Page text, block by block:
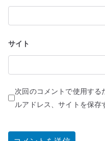
サイト
次回のコメントで使用す
ルアドレス、サイトを保存